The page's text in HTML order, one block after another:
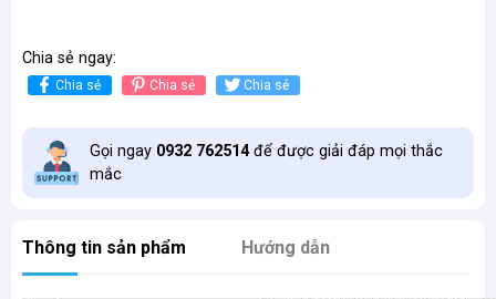
Chia sẻ ngay:
Chia sẻ Chia sẻ Chia sẻ
Gọi ngay 0932 762514để được giải đáp mọi thắc
mắc
Thông tin sản phẩm Hướng dẫn